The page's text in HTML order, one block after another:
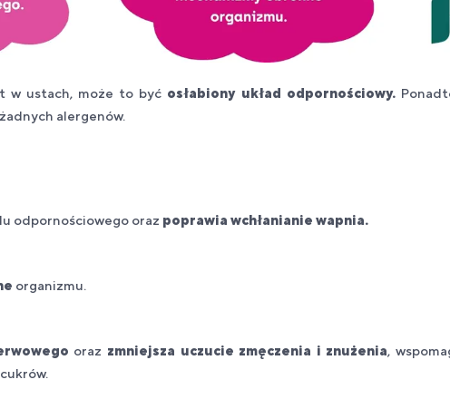
w ustach, może to być osłabiony układ odpornościowy.
alergenów.
odpornościowego oraz poprawia wchłanianie wapnia.
organizmu.
oraz zmniejsza uczucie zmęczenia i znużenia,